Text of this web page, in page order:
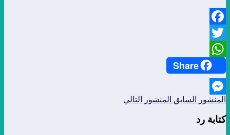
Facebook
Twitter
WhatsApp
Share
Messenger
المنشور السابق المنشور التالي
كتابة رد